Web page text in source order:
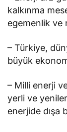
kalkınma
egemenlik ve
– Türkiye,
büyük
– Milli enerji
yerli ve
enerjide dışa